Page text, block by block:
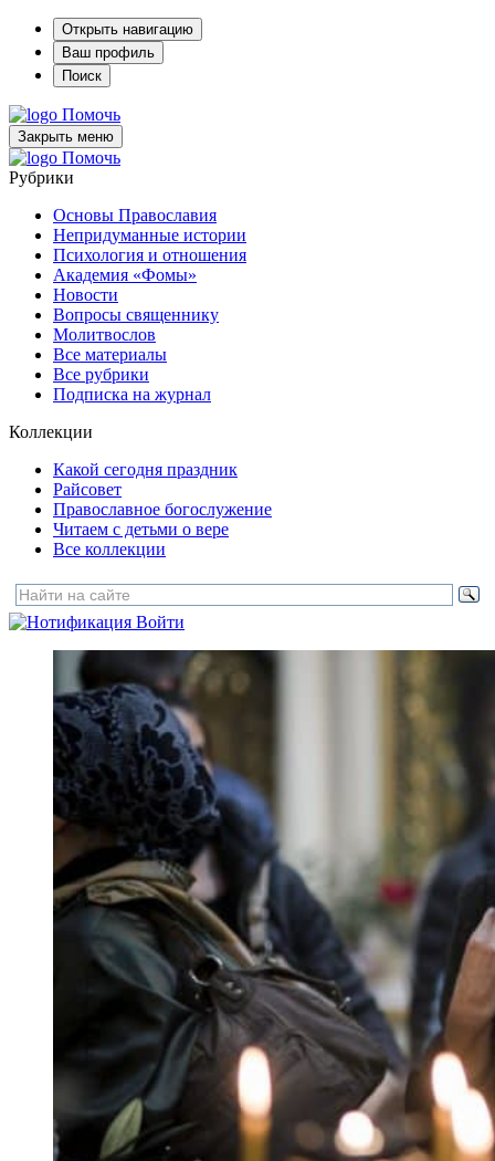
Открыть навигацию
Ваш профиль
Поиск
Помочь
Закрыть меню
Помочь
Рубрики
Основы Православия
Непридуманные истории
Психология и отношения
Академия «Фомы»
Новости
Вопросы священнику
Молитвослов
Все материалы
Все рубрики
Подписка на журнал
Коллекции
Какой сегодня праздник
Райсовет
Православное богослужение
Читаем с детьми о вере
Все коллекции
Войти